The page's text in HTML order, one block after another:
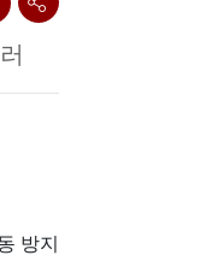
이
방지